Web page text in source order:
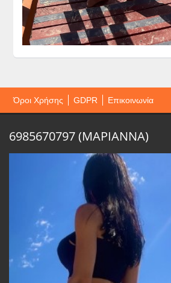
Όροι Χρήσης GDPR Επικοινωνία
6985670797 (ΜΑΡΙΑΝΝΑ)